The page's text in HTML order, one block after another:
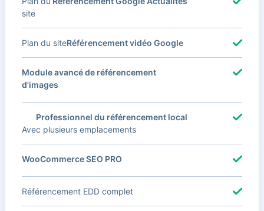
site
Référencement vidéo Google
Plan du site
Module avancé de référencement
d'images
Professionnel du référencement local
Avec plusieurs emplacements
WooCommerce SEO PRO
Référencement EDD complet